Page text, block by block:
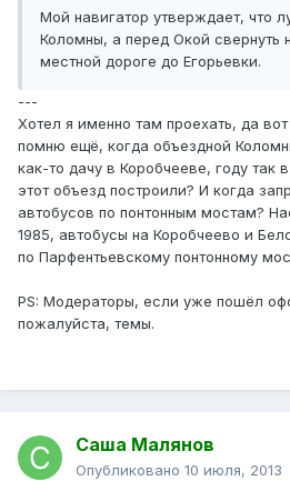
Мой навигатор утверждает, что
Коломны, а перед Окой свернуть
местной дороге до Егорьевки.
---
Хотел я именно там проехать, да
помню ещё, когда объездной
как-то дачу в Коробчееве, году так
этот объезд построили? И когда
автобусов по понтонным мостам?
1985, автобусы на Коробчеево и
по Парфентьевскому понтонному
PS: Модераторы, если уже пошёл
пожалуйста, темы.
Саша Малянов
Опубликовано 10 июля, 2013